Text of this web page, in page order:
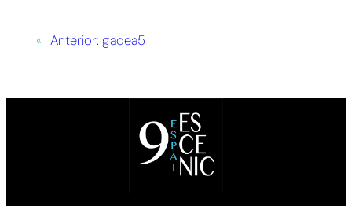
« Anterior: gadea5